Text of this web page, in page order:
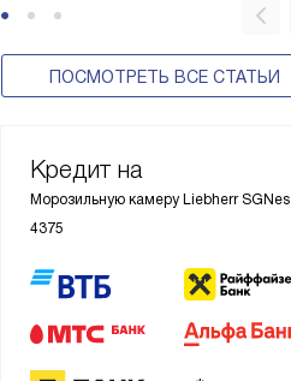
ПОСМОТРЕТЬ ВСЕ СТАТЬИ
Кредит на
Морозильную камеру Liebherr SGNes
4375